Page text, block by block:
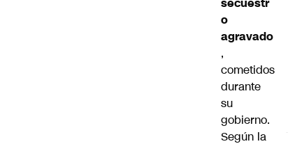
o
agravado
,
cometidos
durante
su
gobierno.
Según la